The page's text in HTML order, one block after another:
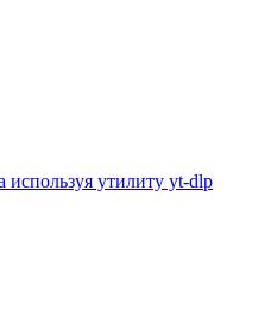
используя утилиту yt-dlp